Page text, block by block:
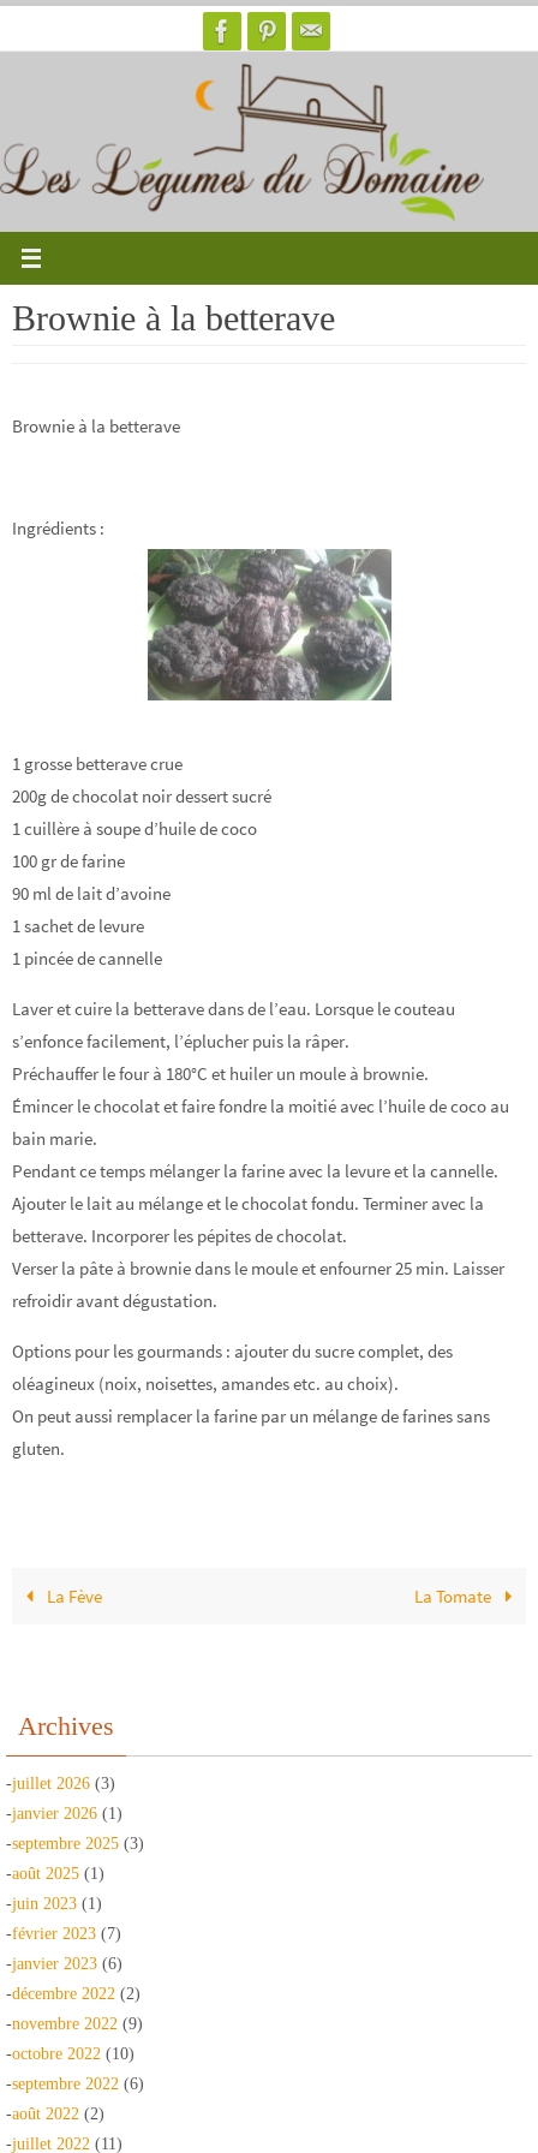
vers
Brownie à la betterave
Brownie à la betterave
Ingrédients :
1 grosse betterave crue
200g de chocolat noir dessert sucré
1 cuillère à soupe d’huile de coco
100 gr de farine
90 ml de lait d’avoine
1 sachet de levure
1 pincée de cannelle
Laver et cuire la betterave dans de l’eau. Lorsque le couteau
s’enfonce facilement, l’éplucher puis la râper.
Préchauffer le four à 180°C et huiler un moule à brownie.
Émincer le chocolat et faire fondre la moitié avec l’huile de coco au
bain marie.
Pendant ce temps mélanger la farine avec la levure et la cannelle.
Ajouter le lait au mélange et le chocolat fondu. Terminer avec la
betterave. Incorporer les pépites de chocolat.
Verser la pâte à brownie dans le moule et enfourner 25 min. Laisser
refroidir avant dégustation.
Options pour les gourmands : ajouter du sucre complet, des
oléagineux (noix, noisettes, amandes etc. au choix).
On peut aussi remplacer la farine par un mélange de farines sans
gluten.
La Fève La Tomate
Archives
-juillet 2026 (3)
-janvier 2026 (1)
-septembre 2025 (3)
-août 2025 (1)
-juin 2023 (1)
-février 2023 (7)
-janvier 2023 (6)
-décembre 2022 (2)
-novembre 2022 (9)
-octobre 2022 (10)
-septembre 2022 (6)
-août 2022 (2)
-juillet 2022 (11)